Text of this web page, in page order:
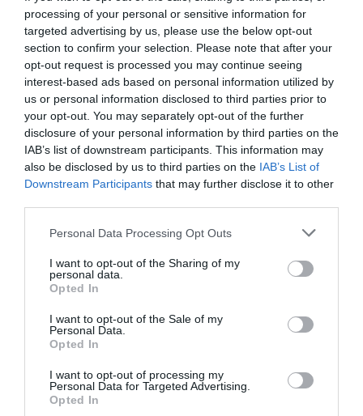
processing of your personal or sensitive information for
targeted advertising by us, please use the below opt-out
section to confirm your selection. Please note that after your
opt-out request is processed you may continue seeing
interest-based ads based on personal information utilized by
us or personal information disclosed to third parties prior to
your opt-out. You may separately opt-out of the further
disclosure of your personal information by third parties on the
IAB’s list of downstream participants. This information may
also be disclosed by us to third parties on the IAB’s List of
Downstream Participants that may further disclose it to other
Please note that this website/app uses one or more Google
not limited to your visit or usage behaviour. You may click to
grant or deny consent to Google and its third-party tags to
use your data for below specified purposes in below Google
consent section.
Personal Data Processing Opt Outs
I want to opt-out of the Sharing of my
personal data.
Opted In
I want to opt-out of the Sale of my
Personal Data.
Opted In
I want to opt-out of processing my
Personal Data for Targeted Advertising.
Opted In
«Το Κιβώτιο» του Άρη
Αλεξάνδρου στο studio
Μαυρομιχάλη
11η Χρονιά / 11 τελευταίες παραστάσεις / Από 9
ευρώ για όλες τις παραστάσεις
01:00 | 06 Αυγούστου 2026